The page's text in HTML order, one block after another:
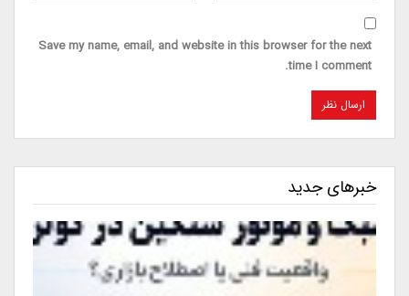
Save my name, email, and website in this browser for the next
time I comment.
خبرهای جدید